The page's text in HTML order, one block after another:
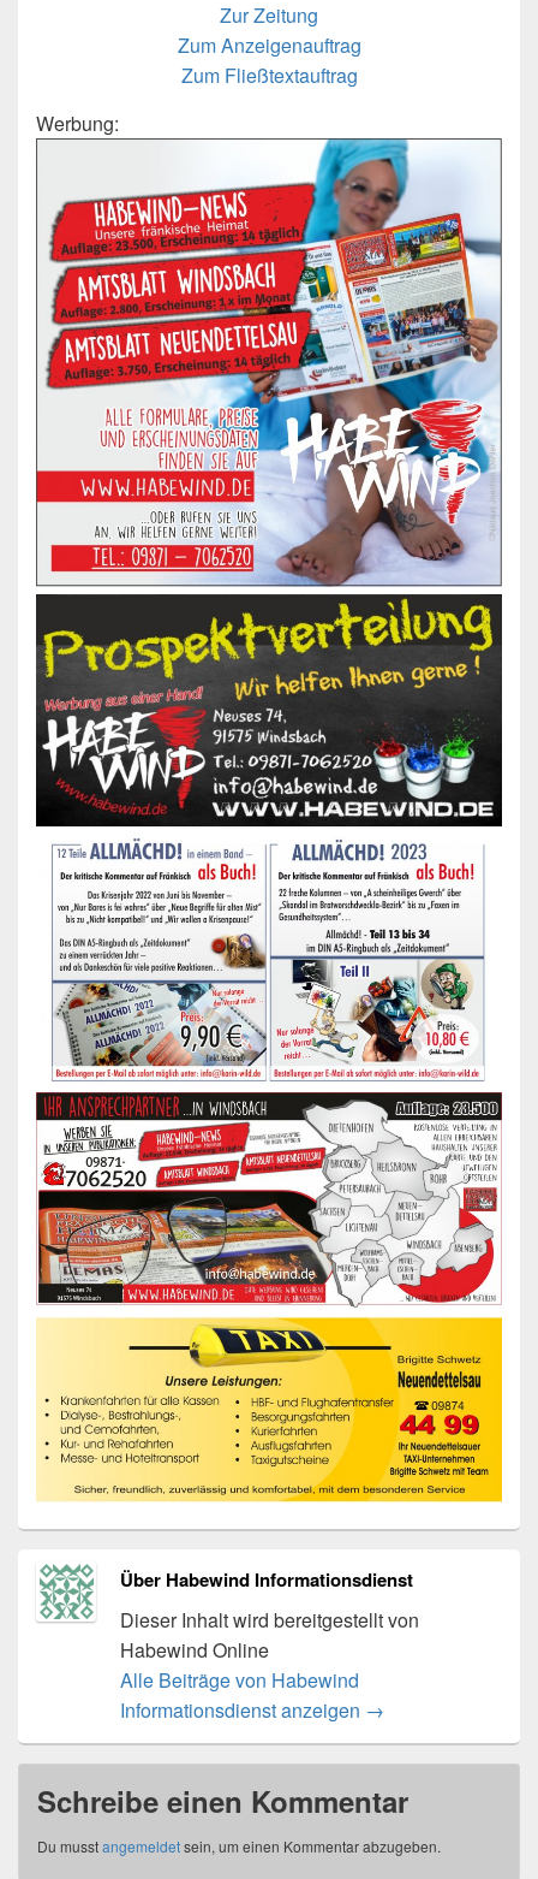
Zur Zeitung
Zum Anzeigenauftrag
Zum Fließtextauftrag
Werbung:
Über Habewind Informationsdienst
Dieser Inhalt wird bereitgestellt von
Habewind Online
Alle Beiträge von Habewind
Informationsdienst anzeigen →
Schreibe einen Kommentar
Du musstangemeldetsein, um einen Kommentar abzugeben.